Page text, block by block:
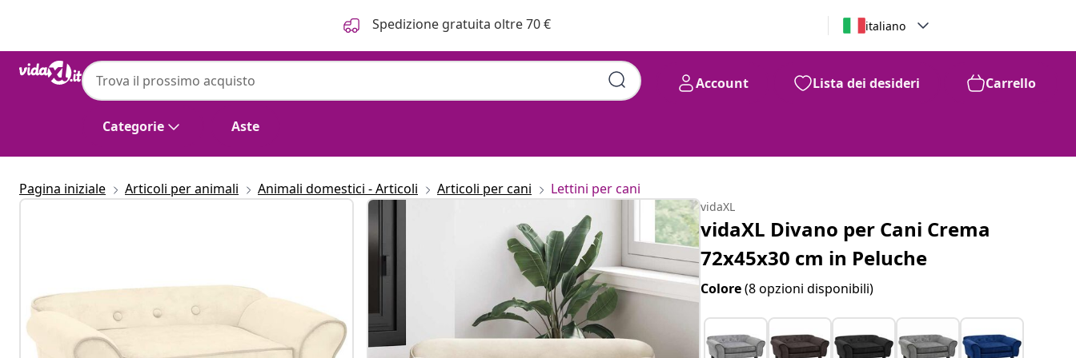
Spedizione gratuita oltre 70 € italiano
Categorie Aste
Account Lista dei desideri Carrello
Pagina iniziale Articoli per animali Animali domestici - Articoli Articoli per cani Lettini per cani
vidaXL
vidaXL Divano per Cani Crema
72x45x30 cm in Peluche
Colore(8 opzioni disponibili)